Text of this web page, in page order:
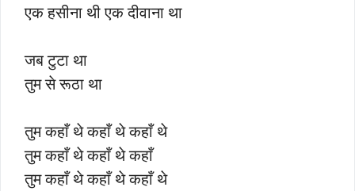
एक हसीना थी एक दीवाना था
जब टुटा था
तुम से रूठा था
तुम कहाँ थे कहाँ थे कहाँ थे
तुम कहाँ थे कहाँ थे कहाँ
तुम कहाँ थे कहाँ थे कहाँ थे